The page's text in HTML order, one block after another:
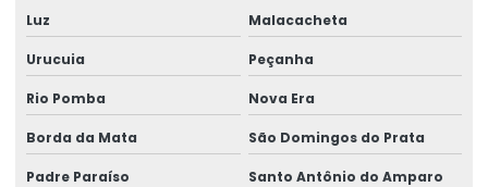
Luz Malacacheta
Urucuia Peçanha
Rio Pomba Nova Era
Borda da Mata São Domingos do Prata
Padre Paraíso Santo Antônio do Amparo